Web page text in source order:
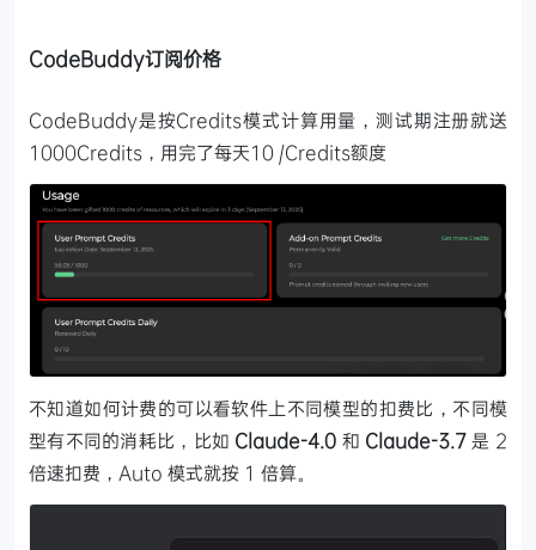
CodeBuddy订阅价格
CodeBuddy是按Credits模式计算用量，测试期注册就送
1000Credits，用完了每天10 /Credits额度
不知道如何计费的可以看软件上不同模型的扣费比，不同模
型有不同的消耗比，比如 Claude-4.0 和 Claude-3.7 是 2
倍速扣费，Auto 模式就按 1 倍算。